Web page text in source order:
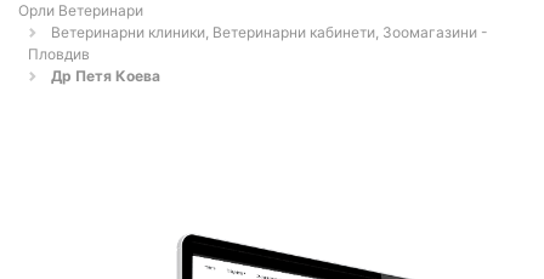
Орли Ветеринари
Ветеринарни клиники, Ветеринарни кабинети, Зоомагазини -
Пловдив
Др Петя Коева